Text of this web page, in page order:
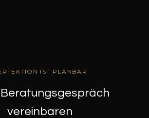
IST PLANBAR
vereinbaren